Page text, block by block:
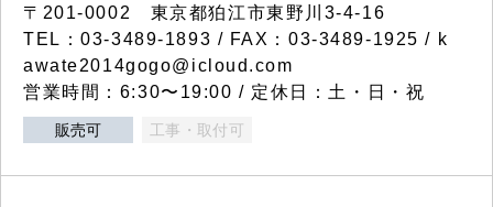
〒201-0002 東京都狛江市東野川3-4-16
TEL：03-3489-1893 / FAX：03-3489-1925 / k
awate2014gogo@icloud.com
営業時間：6:30〜19:00 / 定休日：土・日・祝
販売可 工事・取付可